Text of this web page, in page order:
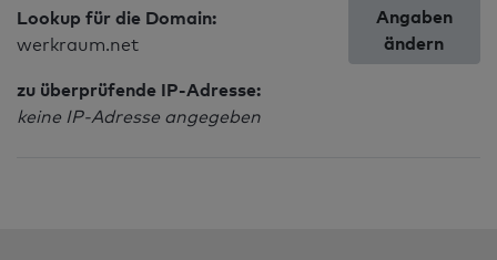
Lookup für die Domain:
werkraum.net
zu überprüfende IP-Adresse:
keine IP-Adresse angegeben
Angaben
ändern